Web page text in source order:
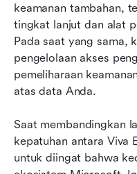
keamanan tambahan,
tingkat lanjut dan alat
Pada saat yang sama,
pengelolaan akses
pemeliharaan
atas data Anda.
Saat membandingkan
kepatuhan antara Viva
untuk diingat bahwa